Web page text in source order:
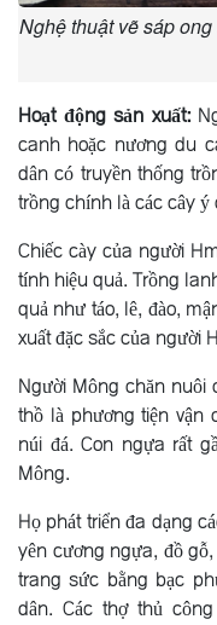
Nghệ thuật vẽ sáp
Hoạt động sản xuất:
canh hoặc nương du
dân có truyền thống
trồng chính là các cây
Chiếc cày của người
tính hiệu quả. Trồng
quả như táo, lê, đào,
xuất đặc sắc của người
Người Mông chăn
thồ là phương tiện vận
núi đá. Con ngựa rất
Mông.
Họ phát triển đa dạng
yên cương ngựa, đồ
trang sức bằng bạc
dân. Các thợ thủ